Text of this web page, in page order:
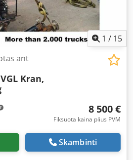
1 / 15
ant
Kran,
8 500 €
Fiksuota kaina plius PVM
Skambinti